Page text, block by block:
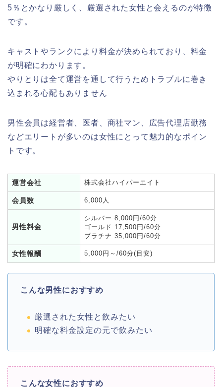
5％とかなり厳しく、厳選された女性と会えるのが特徴
です。
キャストやランクにより料金が決められており、料金
が明確にわかります。
やりとりは全て運営を通して行うためトラブルに巻き
込まれる心配もありません
男性会員は経営者、医者、商社マン、広告代理店勤務
などエリートが多いのは女性にとって魅力的なポイン
トです。
運営会社 株式会社ハイパーエイト
会員数 6,000人
男性料金
シルバー 8,000円/60分
ゴールド 17,500円/60分
プラチナ 35,000円/60分
女性報酬 5,000円～/60分(目安)
こんな男性におすすめ
厳選された女性と飲みたい
明確な料金設定の元で飲みたい
こんな女性におすすめ